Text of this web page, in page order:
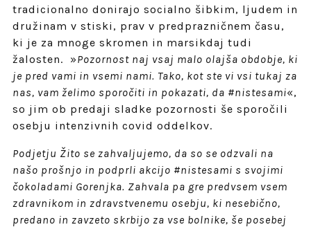
tradicionalno donirajo socialno šibkim, ljudem in
družinam v stiski, prav v predprazničnem času,
ki je za mnoge skromen in marsikdaj tudi
žalosten. »Pozornost naj vsaj malo olajša obdobje, ki
je pred vami in vsemi nami. Tako, kot ste vi vsi tukaj za
nas, vam želimo sporočiti in pokazati, da #nistesami«,
so jim ob predaji sladke pozornosti še sporočili
osebju intenzivnih covid oddelkov.
Podjetju Žito se zahvaljujemo, da so se odzvali na
našo prošnjo in podprli akcijo #nistesami s svojimi
čokoladami Gorenjka. Zahvala pa gre predvsem vsem
zdravnikom in zdravstvenemu osebju, ki nesebično,
predano in zavzeto skrbijo za vse bolnike, še posebej